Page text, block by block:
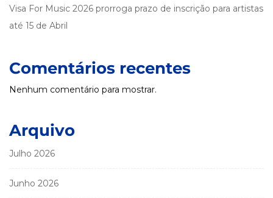
Visa For Music 2026 prorroga prazo de inscrição para artistas
até 15 de Abril
Comentários recentes
Nenhum comentário para mostrar.
Arquivo
Julho 2026
Junho 2026